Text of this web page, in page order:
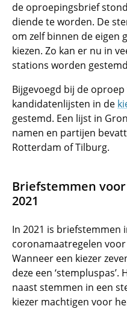
de oproepingsbrief
diende te worden. De
om zelf binnen de eigen
kiezen. Zo kan er nu in
stations worden
Bijgevoegd bij de
kandidatenlijsten in de
gestemd. Een lijst in
namen en partijen
Rotterdam of Tilburg.
Briefstemmen
2021
In 2021 is briefstemmen
coronamaatregelen
Wanneer een kiezer
deze een
naast stemmen in een
kiezer machtigen voor